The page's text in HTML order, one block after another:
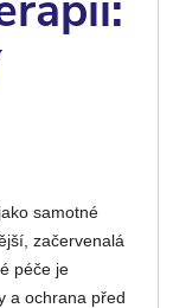
samotné
začervenalá
péče je
a ochrana před